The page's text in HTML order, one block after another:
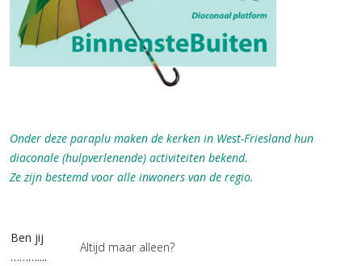
Onder deze paraplu maken de kerken in West-Friesland hun
diaconale (hulpverlenende) activiteiten bekend.
Ze zijn bestemd voor alle inwoners van de regio.
Ben jij
………....
Altijd maar alleen?